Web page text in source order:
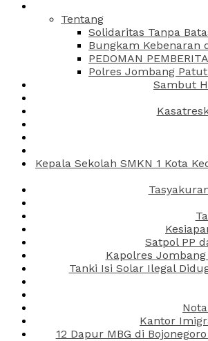
Tentang
Solidaritas Tanpa
Bungkam Kebenaran
PEDOMAN
Polres Jombang
Sambut
Kepala Sekolah SMKN 1 Kota
Satpol PP
Kapolres
Tanki Isi Solar Ilegal
Kantor
12 Dapur MBG di